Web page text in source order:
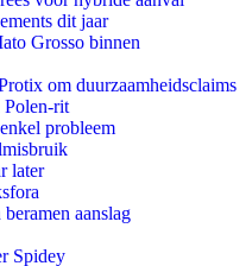
dit jaar
Grosso binnen
om duurzaamheidsclaims
Polen-rit
probleem
later
aanslag
Spidey